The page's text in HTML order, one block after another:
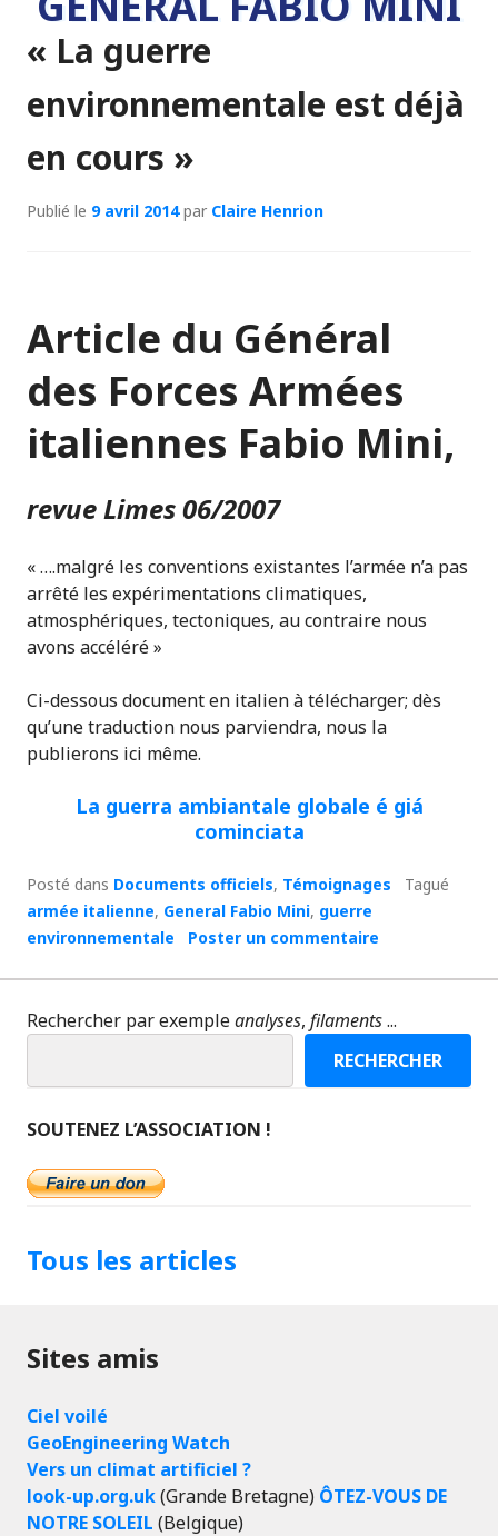
« La guerre
environnementale est déjà
en cours »
Publié le 9 avril 2014par Claire Henrion
Article du Général
des Forces Armées
italiennes Fabio Mini,
revue Limes 06/2007
« ….malgré les conventions existantes l’armée n’a pas
arrêté les expérimentations climatiques,
atmosphériques, tectoniques, au contraire nous
avons accéléré »
Ci-dessous document en italien à télécharger; dès
qu’une traduction nous parviendra, nous la
publierons ici même.
La guerra ambiantale globale é giá
cominciata
Posté dans Documents officiels, Témoignages
Tagué
armée italienne, General Fabio Mini, guerre
environnementale
Poster un commentaire
Rechercher par exempleanalyses, filaments...
RECHERCHER
SOUTENEZ L’ASSOCIATION !
Tous les articles
Sites amis
Ciel voilé
GeoEngineering Watch
Vers un climat artificiel ?
look-up.org.uk(Grande Bretagne) ÔTEZ-VOUS DE
NOTRE SOLEIL (Belgique)